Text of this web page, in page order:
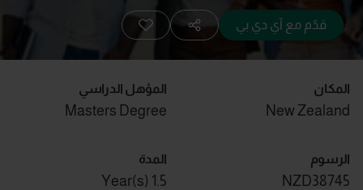
قدّم مع آي دي بي
المكان
New Zealand
المؤهل الدراسي
Masters Degree
الرسوم
NZD38745
المدة
1.5 Year(s)